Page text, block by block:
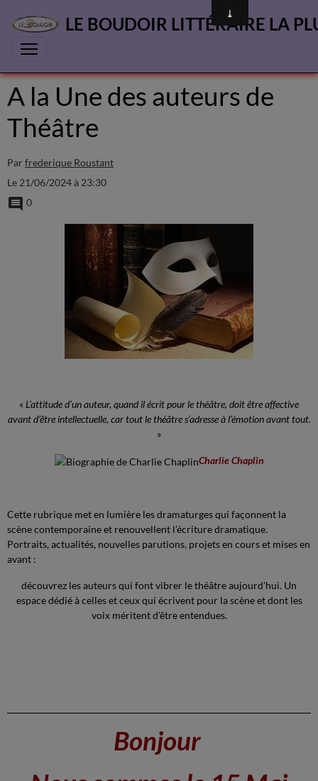
LE BOUDOIR LITTÉRAIRE LA
A la Une des auteurs de
Théâtre
Par frederique Roustant
Le 21/06/2024à 23:30
0
« L’attitude d’un auteur, quand il écrit pour le théâtre, doit être affective
avant d’être intellectuelle, car tout le théâtre s’adresse à l’émotion avant tout.
»
Charlie Chaplin
Cette rubrique met en lumière les dramaturges qui façonnent la
scène contemporaine et renouvellent l’écriture dramatique.
Portraits, actualités, nouvelles parutions, projets en cours et mises en
avant :
découvrez les auteurs qui font vibrer le théâtre aujourd’hui. Un
espace dédié à celles et ceux qui écrivent pour la scène et dont les
voix méritent d’être entendues.
Bonjour